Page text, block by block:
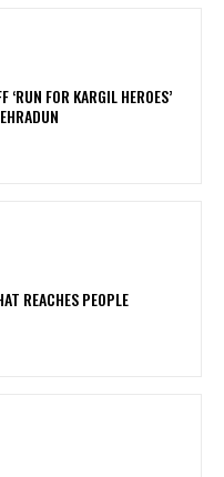
‘RUN FOR KARGIL HEROES’
REACHES PEOPLE